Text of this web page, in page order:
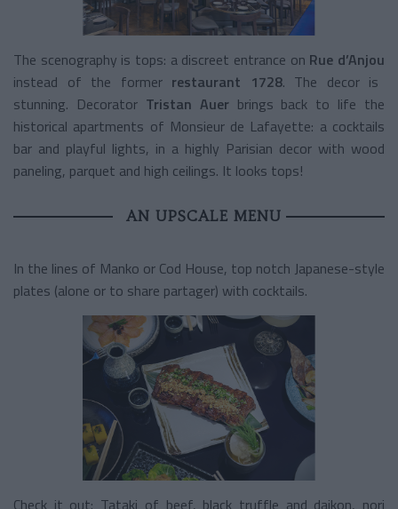
The scenography is tops: a discreet entrance on Rue d’Anjou
instead of the former restaurant 1728. The decor is
stunning. Decorator Tristan Auerbrings back to life the
historical apartments of Monsieur de Lafayette: a cocktails
bar and playful lights, in a highly Parisian decor with wood
paneling, parquet and high ceilings. It looks tops!
AN UPSCALE MENU
In the lines of Manko or Cod House, top notch Japanese-style
plates (alone or to share partager) with cocktails.
Check it out: Tataki of beef, black truffle and daikon, nori